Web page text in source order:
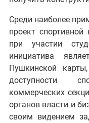
Среди наиболее
проект
при участии
инициатива
Пушкинской
доступности
коммерческих
органов власти и
своим видением